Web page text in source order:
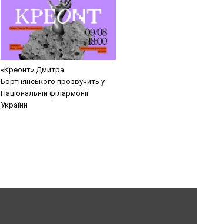
«Креонт» Дмитра
Бортнянського прозвучить у
Національній філармонії
України